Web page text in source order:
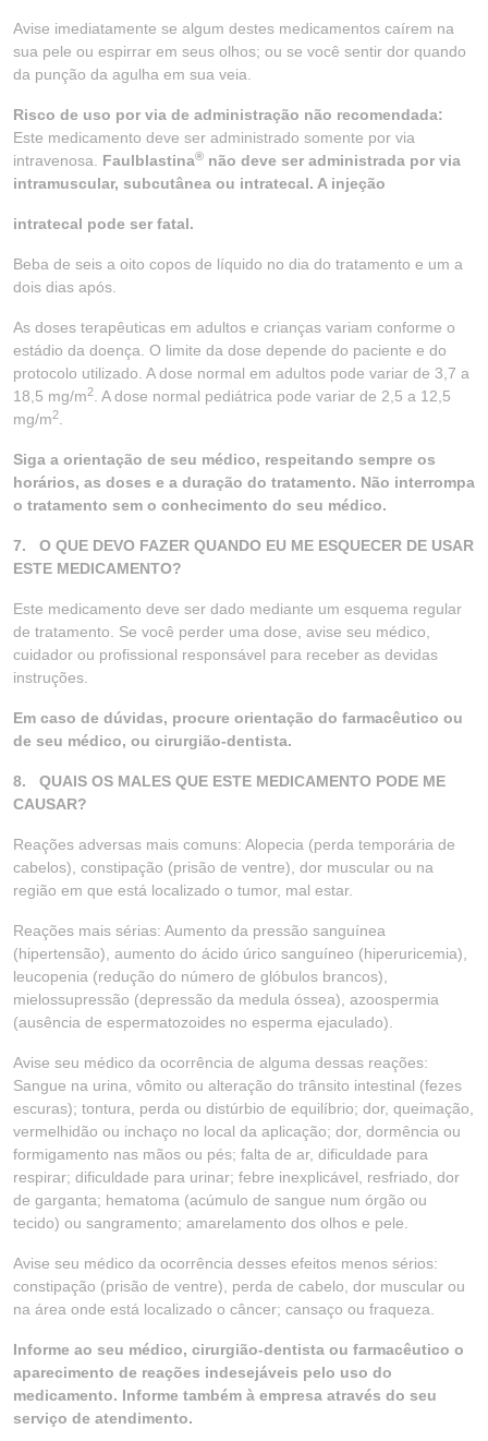
Avise imediatamente se algum destes medicamentos caírem na
sua pele ou espirrar em seus olhos; ou se você sentir dor quando
da punção da agulha em sua veia.
Risco de uso por via de administração não recomendada:
Este medicamento deve ser administrado somente por via
intravenosa. Faulblastina® não deve ser administrada por via
intramuscular, subcutânea ou intratecal. A injeção
intratecal pode ser fatal.
Beba de seis a oito copos de líquido no dia do tratamento e um a
dois dias após.
As doses terapêuticas em adultos e crianças variam conforme o
estádio da doença. O limite da dose depende do paciente e do
protocolo utilizado. A dose normal em adultos pode variar de 3,7 a
18,5 mg/m2 . A dose normal pediátrica pode variar de 2,5 a 12,5
mg/m2
Siga a orientação de seu médico, respeitando sempre os
horários, as doses e a duração do tratamento. Não interrompa
o tratamento sem o conhecimento do seu médico.
7.
O QUE DEVO FAZER QUANDO EU ME ESQUECER DE USAR
ESTE MEDICAMENTO?
Este medicamento deve ser dado mediante um esquema regular
de tratamento. Se você perder uma dose, avise seu médico,
cuidador ou profissional responsável para receber as devidas
instruções.
Em caso de dúvidas, procure orientação do farmacêutico ou
de seu médico, ou cirurgião-dentista.
8. QUAIS OS MALES QUE ESTE MEDICAMENTO PODE ME
CAUSAR?
Reações adversas mais comuns: Alopecia (perda temporária de
cabelos), constipação (prisão de ventre), dor muscular ou na
região em que está localizado o tumor, mal estar.
Reações mais sérias: Aumento da pressão sanguínea
(hipertensão), aumento do ácido úrico sanguíneo (hiperuricemia),
leucopenia (redução do número de glóbulos brancos),
mielossupressão (depressão da medula óssea), azoospermia
(ausência de espermatozoides no esperma ejaculado).
Avise seu médico da ocorrência de alguma dessas reações:
Sangue na urina, vômito ou alteração do trânsito intestinal (fezes
escuras); tontura, perda ou distúrbio de equilíbrio; dor, queimação,
vermelhidão ou inchaço no local da aplicação; dor, dormência ou
formigamento nas mãos ou pés; falta de ar, dificuldade para
respirar; dificuldade para urinar; febre inexplicável, resfriado, dor
de garganta; hematoma (acúmulo de sangue num órgão ou
tecido) ou sangramento; amarelamento dos olhos e pele.
Avise seu médico da ocorrência desses efeitos menos sérios:
constipação (prisão de ventre), perda de cabelo, dor muscular ou
na área onde está localizado o câncer; cansaço ou fraqueza.
Informe ao seu médico, cirurgião-dentista ou farmacêutico o
aparecimento de reações indesejáveis pelo uso do
medicamento. Informe também à empresa através do seu
serviço de atendimento.